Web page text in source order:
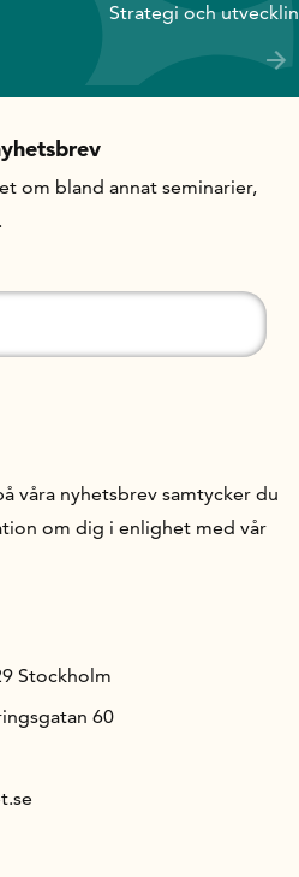
Strategi och
om bland annat seminarier,
våra nyhetsbrev samtycker du
om dig i enlighet med vår
Stockholm
60